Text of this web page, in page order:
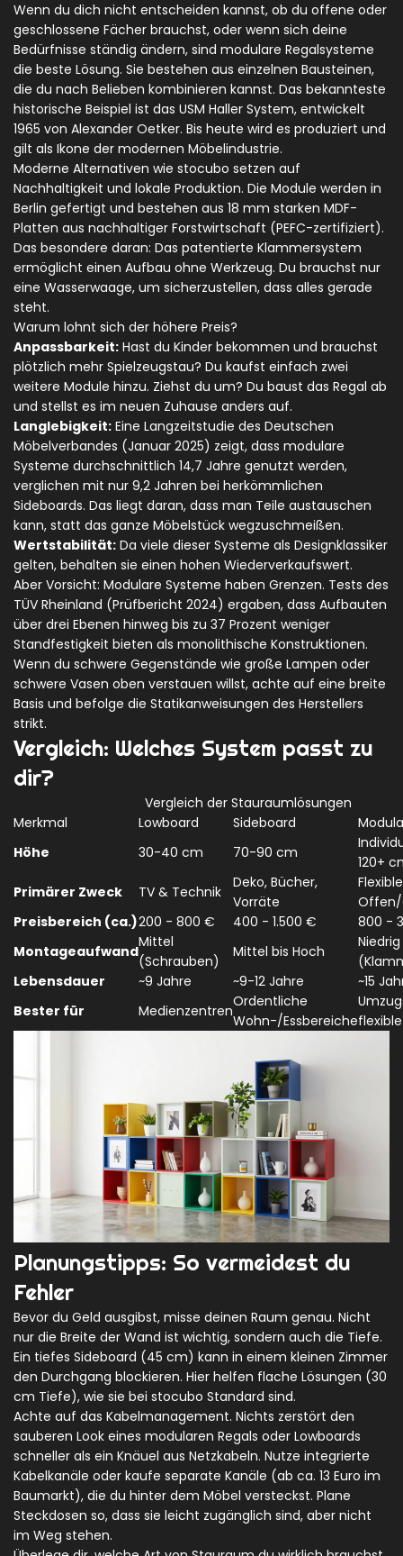
Wenn du dich nicht entscheiden kannst, ob du offene oder
geschlossene Fächer brauchst, oder wenn sich deine
Bedürfnisse ständig ändern, sind modulare Regalsysteme
die beste Lösung. Sie bestehen aus einzelnen Bausteinen,
die du nach Belieben kombinieren kannst. Das bekannteste
historische Beispiel ist das USM Haller System, entwickelt
1965 von Alexander Oetker. Bis heute wird es produziert und
gilt als Ikone der modernen Möbelindustrie.
Moderne Alternativen wie stocubo setzen auf
Nachhaltigkeit und lokale Produktion. Die Module werden in
Berlin gefertigt und bestehen aus 18 mm starken MDF-
Platten aus nachhaltiger Forstwirtschaft (PEFC-zertifiziert).
Das besondere daran: Das patentierte Klammersystem
ermöglicht einen Aufbau ohne Werkzeug. Du brauchst nur
eine Wasserwaage, um sicherzustellen, dass alles gerade
steht.
Warum lohnt sich der höhere Preis?
Anpassbarkeit: Hast du Kinder bekommen und brauchst
plötzlich mehr Spielzeugstau? Du kaufst einfach zwei
weitere Module hinzu. Ziehst du um? Du baust das Regal ab
und stellst es im neuen Zuhause anders auf.
Langlebigkeit: Eine Langzeitstudie des Deutschen
Möbelverbandes (Januar 2025) zeigt, dass modulare
Systeme durchschnittlich 14,7 Jahre genutzt werden,
verglichen mit nur 9,2 Jahren bei herkömmlichen
Sideboards. Das liegt daran, dass man Teile austauschen
kann, statt das ganze Möbelstück wegzuschmeißen.
Wertstabilität: Da viele dieser Systeme als Designklassiker
gelten, behalten sie einen hohen Wiederverkaufswert.
Aber Vorsicht: Modulare Systeme haben Grenzen. Tests des
TÜV Rheinland (Prüfbericht 2024) ergaben, dass Aufbauten
über drei Ebenen hinweg bis zu 37 Prozent weniger
Standfestigkeit bieten als monolithische Konstruktionen.
Wenn du schwere Gegenstände wie große Lampen oder
schwere Vasen oben verstauen willst, achte auf eine breite
Basis und befolge die Statikanweisungen des Herstellers
strikt.
Vergleich: Welches System passt zu
dir?
Vergleich der Stauraumlösungen
Merkmal
Lowboard Sideboard
Höhe
30-40 cm 70-90 cm
120+
Primärer Zweck
TV & Technik
Deko, Bücher,
Vorräte
Offen/
Preisbereich (ca.)200 - 800 € 400 - 1.500 €
800 -
Montageaufwand
Mittel
(Schrauben)
Mittel bis Hoch
Niedrig
Lebensdauer
~9 Jahre ~9-12 Jahre
~15
Bester für
Medienzentren
Ordentliche
Wohn-/Essbereiche
Planungstipps: So vermeidest du
Fehler
Bevor du Geld ausgibst, misse deinen Raum genau. Nicht
nur die Breite der Wand ist wichtig, sondern auch die Tiefe.
Ein tiefes Sideboard (45 cm) kann in einem kleinen Zimmer
den Durchgang blockieren. Hier helfen flache Lösungen (30
cm Tiefe), wie sie bei stocubo Standard sind.
Achte auf das Kabelmanagement. Nichts zerstört den
sauberen Look eines modularen Regals oder Lowboards
schneller als ein Knäuel aus Netzkabeln. Nutze integrierte
Kabelkanäle oder kaufe separate Kanäle (ab ca. 13 Euro im
Baumarkt), die du hinter dem Möbel versteckst. Plane
Steckdosen so, dass sie leicht zugänglich sind, aber nicht
im Weg stehen.